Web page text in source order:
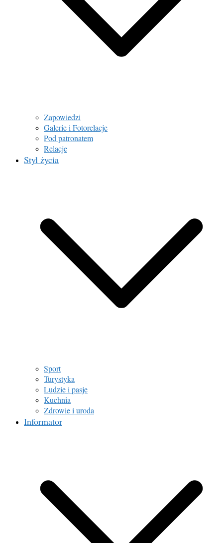
Zapowiedzi
Galerie i Fotorelacje
Pod patronatem
Relacje
Styl życia
Sport
Turystyka
Ludzie i pasje
Kuchnia
Zdrowie i uroda
Informator